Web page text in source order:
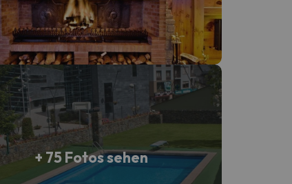
+ 75 Fotos sehen